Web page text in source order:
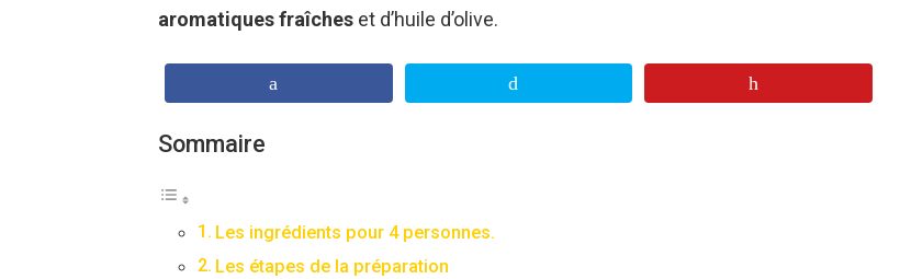
aromatiques fraîches et d’huile d’olive.
Sommaire
Les ingrédients pour 4 personnes.
Les étapes de la préparation